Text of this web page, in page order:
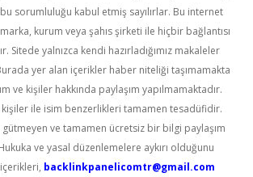
sorumluluğu kabul etmiş sayılırlar. Bu internet
kurum veya şahıs şirketi ile hiçbir bağlantısı
Sitede yalnızca kendi hazırladığımız makaleler
yer alan içerikler haber niteliği taşımamakta
ve kişiler hakkında paylaşım yapılmamaktadır.
kişiler ile isim benzerlikleri tamamen tesadüfidir.
gütmeyen ve tamamen ücretsiz bir bilgi paylaşım
ve yasal düzenlemelere aykırı olduğunu
backlinkpanelicomtr@gmail.com